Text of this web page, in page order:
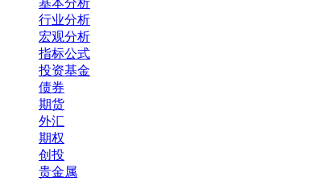
基本分析
行业分析
宏观分析
指标公式
投资基金
债券
期货
外汇
期权
创投
贵金属